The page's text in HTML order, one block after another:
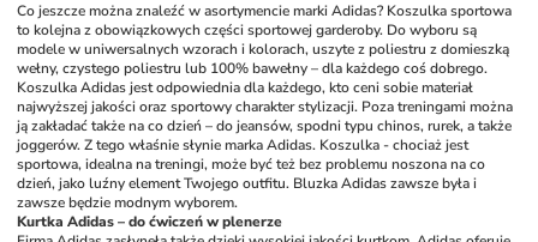
Co jeszcze można znaleźć w asortymencie marki Adidas? Koszulka sportowa
to kolejna z obowiązkowych części sportowej garderoby. Do wyboru są
modele w uniwersalnych wzorach i kolorach, uszyte z poliestru z domieszką
wełny, czystego poliestru lub 100% bawełny – dla każdego coś dobrego.
Koszulka Adidas jest odpowiednia dla każdego, kto ceni sobie materiał
najwyższej jakości oraz sportowy charakter stylizacji. Poza treningami można
ją zakładać także na co dzień – do jeansów, spodni typu chinos, rurek, a także
joggerów. Z tego właśnie słynie marka Adidas. Koszulka - chociaż jest
sportowa, idealna na treningi, może być też bez problemu noszona na co
dzień, jako luźny element Twojego outfitu. Bluzka Adidas zawsze była i
zawsze będzie modnym wyborem.
Kurtka Adidas – do ćwiczeń w plenerze